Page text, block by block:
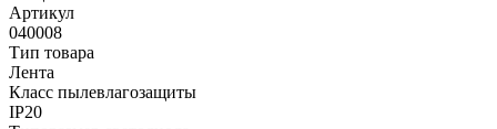
Артикул
040008
Тип товара
Лента
Класс пылевлагозащиты
IP20